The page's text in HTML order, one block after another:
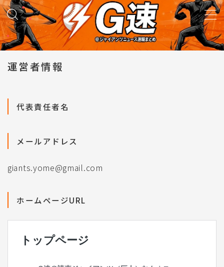
MENU
試合実況
運営者情報
代表責任者名
メールアドレス
giants.yome@gmail.com
ホームページURL